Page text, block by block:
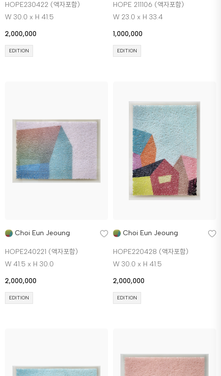
HOPE230422 (액자포함)
W 30.0 x H 41.5
2,000,000
EDITION
HOPE 211106 (액자포함)
W 23.0 x H 33.4
1,000,000
EDITION
Choi Eun Jeoung
HOPE240221 (액자포함)
W 41.5 x H 30.0
2,000,000
EDITION
Choi Eun Jeoung
HOPE220428 (액자포함)
W 30.0 x H 41.5
2,000,000
EDITION